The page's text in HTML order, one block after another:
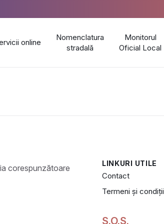
online
Nomenclatura
stradală
Monitorul
Oficial Local
LINKURI UTILE
Contact
Termeni și condiții
S.O.S.